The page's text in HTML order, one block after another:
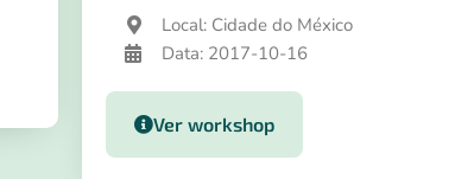
Local: Cidade do México
Data: 2017-10-16
Ver workshop